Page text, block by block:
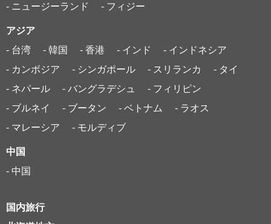
- ニュージーランド
- フィジー
アジア
- 台湾
- 韓国 - 香港 - インド
- インドネシア
- カンボジア
- シンガポール - スリランカ
- タイ
- ネパール
- バングラデシュ
- フィリピン
- ブルネイ
- ブータン - ベトナム
- ラオス
- マレーシア
- モルディブ
中国
- 中国
国内旅行